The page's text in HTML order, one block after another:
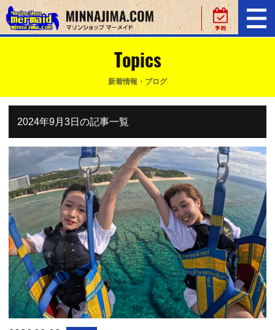
Topics
新着情報・ブログ
2024年9月3日の記事一覧